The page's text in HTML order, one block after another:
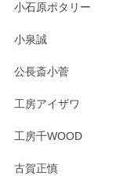
小石原ポタリー
小泉誠
公長斎小菅
工房アイザワ
工房千WOOD
古賀正慎